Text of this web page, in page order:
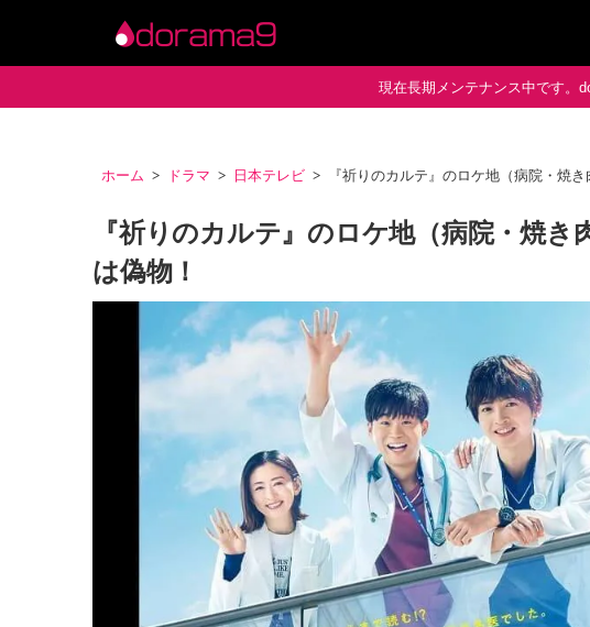
現在長期メンテナンス中です。
ホーム ドラマ 日本テレビ 『祈りのカルテ』のロケ地（病院・焼
『祈りのカルテ』のロケ地（病院・焼
は偽物！